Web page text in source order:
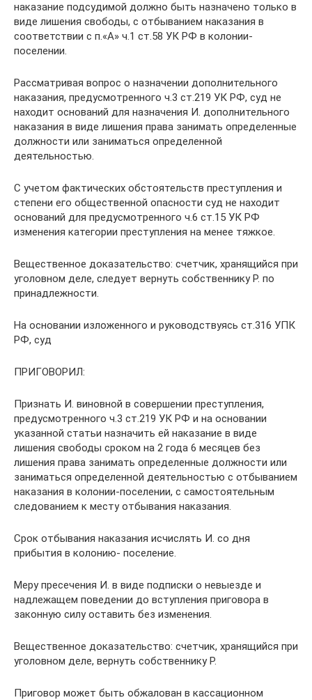
наказание подсудимой должно быть назначено только в
виде лишения свободы, с отбыванием наказания в
соответствии с п.«А» ч.1 ст.58 УК РФ в колонии-
поселении.
Рассматривая вопрос о назначении дополнительного
наказания, предусмотренного ч.3 ст.219 УК РФ, суд не
находит оснований для назначения И. дополнительного
наказания в виде лишения права занимать определенные
должности или заниматься определенной
деятельностью.
С учетом фактических обстоятельств преступления и
степени его общественной опасности суд не находит
оснований для предусмотренного ч.6 ст.15 УК РФ
изменения категории преступления на менее тяжкое.
Вещественное доказательство: счетчик, хранящийся при
уголовном деле, следует вернуть собственнику Р. по
принадлежности.
На основании изложенного и руководствуясь ст.316 УПК
РФ, суд
ПРИГОВОРИЛ:
Признать И. виновной в совершении преступления,
предусмотренного ч.3 ст.219 УК РФ и на основании
указанной статьи назначить ей наказание в виде
лишения свободы сроком на 2 года 6 месяцев без
лишения права занимать определенные должности или
заниматься определенной деятельностью с отбыванием
наказания в колонии-поселении, с самостоятельным
следованием к месту отбывания наказания.
Срок отбывания наказания исчислять И. со дня
прибытия в колонию- поселение.
Меру пресечения И. в виде подписки о невыезде и
надлежащем поведении до вступления приговора в
законную силу оставить без изменения.
Вещественное доказательство: счетчик, хранящийся при
уголовном деле, вернуть собственнику Р.
Приговор может быть обжалован в кассационном